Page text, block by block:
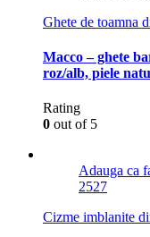
Ghete de toamna
Macco – ghete
roz/alb, piele
Rating
0 out of 5
Adauga ca
2527
Cizme imblanite